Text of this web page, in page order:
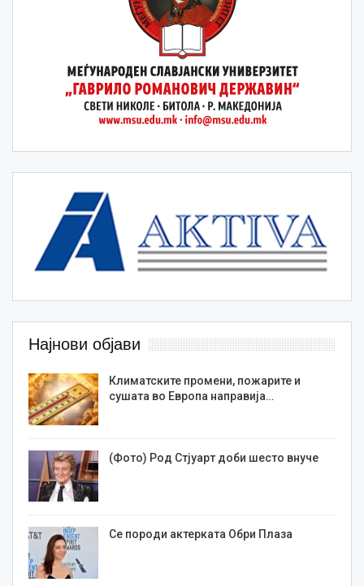
Најнови објави
Климатските промени, пожарите и
сушата во Европа направија…
(Фото) Род Стјуарт доби шесто внуче
Се породи актерката Обри Плаза